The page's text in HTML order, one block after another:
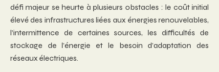
défi majeur se heurte à plusieurs obstacles : le coût initial
élevé des infrastructures liées aux énergies renouvelables,
l’intermittence de certaines sources, les difficultés de
stockage de l’énergie et le besoin d’adaptation des
réseaux électriques.